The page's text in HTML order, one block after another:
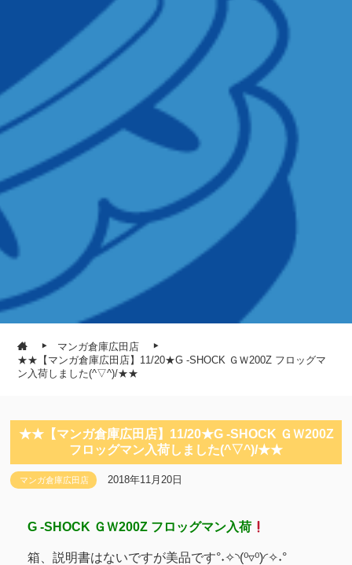
マンガ倉庫広田店
★★【マンガ倉庫広田店】11/20★G -SHOCK ＧＷ200Z フロッグマ
ン入荷しました(^▽^)/★★
★★【マンガ倉庫広田店】11/20★G -SHOCK ＧＷ200Z
フロッグマン入荷しました(^▽^)/★★
マンガ倉庫広田店 2018年11月20日
G -SHOCK ＧＷ200Z フロッグマン入荷
箱、説明書はないですが美品です°˖✧◝(⁰▿⁰)◜✧˖°